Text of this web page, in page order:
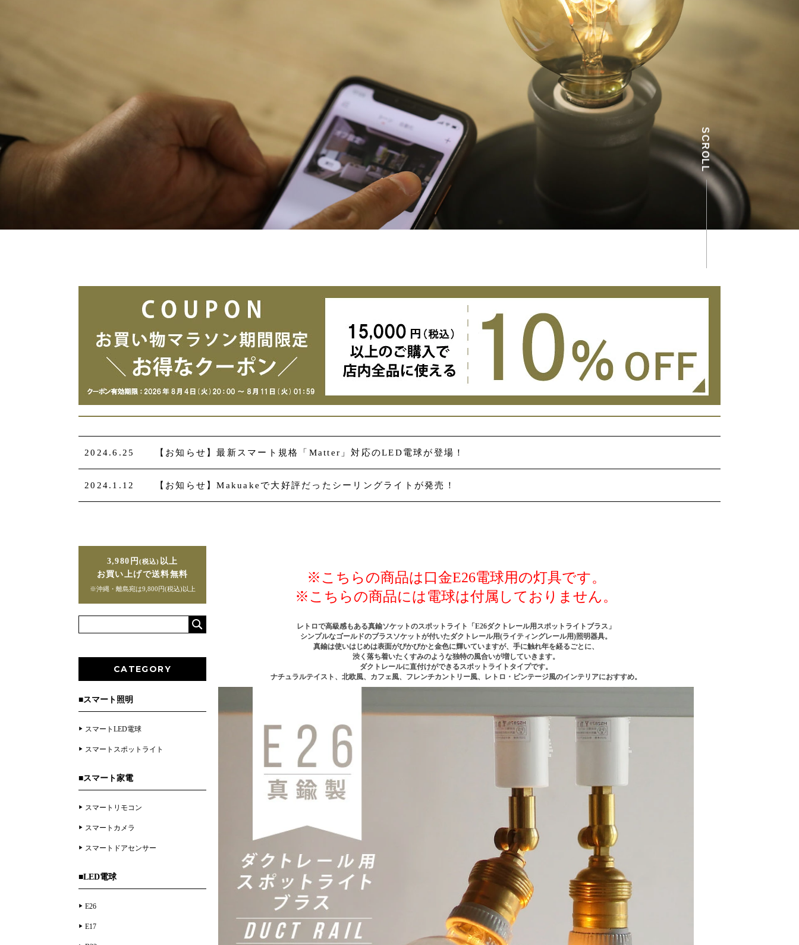
※こちらの商品は口金E26電球用の灯具です。
※こちらの商品には電球は付属しておりません。
レトロで高級感もある真鍮ソケットのスポットライト「E26ダクトレール用スポットライトブラス」
シンプルなゴールドのブラスソケットが付いたダクトレール用(ライティングレール用)照明器具。
真鍮は使いはじめは表面がぴかぴかと金色に輝いていますが、手に触れ年を経るごとに、
渋く落ち着いたくすみのような独特の風合いが増していきます。
ダクトレールに直付けができるスポットライトタイプです。
ナチュラルテイスト、北欧風、カフェ風、フレンチカントリー風、レトロ・ビンテージ風のインテリアにおすすめ。